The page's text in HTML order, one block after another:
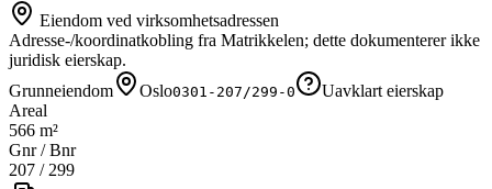
Eiendom ved virksomhetsadressen
Adresse-/koordinatkobling fra Matrikkelen; dette dokumenterer ikke
juridisk eierskap.
Grunneiendom
Oslo0301-207/299-0
Uavklart eierskap
Areal
566 m²
Gnr / Bnr
207 / 299